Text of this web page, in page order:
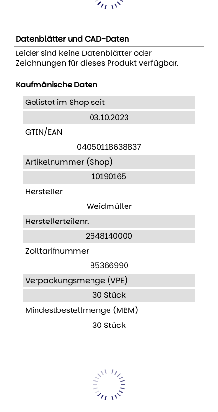
Datenblätter und CAD-Daten
Leider sind keine Datenblätter oder
Zeichnungen für dieses Produkt verfügbar.
Kaufmänische Daten
Gelistet im Shop seit
03.10.2023
GTIN/EAN
04050118638837
Artikelnummer (Shop)
10190165
Hersteller
Weidmüller
Herstellerteilenr.
2648140000
Zolltarifnummer
85366990
Verpackungsmenge (VPE)
30 Stück
Mindestbestellmenge (MBM)
30 Stück